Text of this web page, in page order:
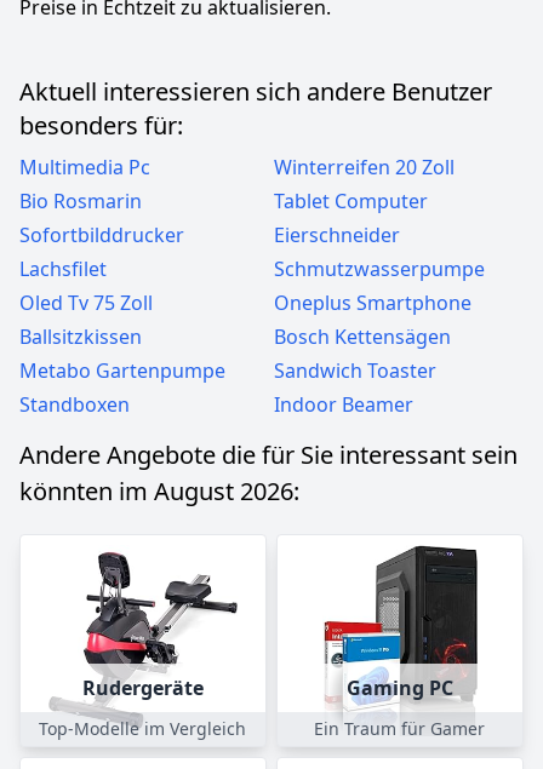
Preise in Echtzeit zu aktualisieren.
Aktuell interessieren sich andere Benutzer
besonders für:
Multimedia Pc
Winterreifen 20 Zoll
Bio Rosmarin
Tablet Computer
Sofortbilddrucker
Eierschneider
Lachsfilet
Schmutzwasserpumpe
Oled Tv 75 Zoll
Oneplus Smartphone
Ballsitzkissen
Bosch Kettensägen
Metabo Gartenpumpe
Sandwich Toaster
Standboxen
Indoor Beamer
Andere Angebote die für Sie interessant sein
könnten im August 2026:
Rudergeräte
Top-Modelle im Vergleich
Gaming PC
Ein Traum für Gamer